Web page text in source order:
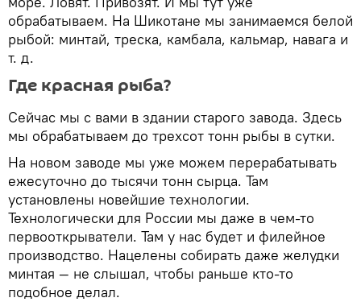
обрабатываем. На Шикотане мы занимаемся белой
рыбой: минтай, треска, камбала, кальмар, навага и
т. д.
Где красная рыба?
Сейчас мы с вами в здании старого завода. Здесь
мы обрабатываем до трехсот тонн рыбы в сутки.
На новом заводе мы уже можем перерабатывать
ежесуточно до тысячи тонн сырца. Там
установлены новейшие технологии.
Технологически для России мы даже в чем-то
первооткрыватели. Там у нас будет и филейное
производство. Нацелены собирать даже желудки
минтая — не слышал, чтобы раньше кто-то
подобное делал.